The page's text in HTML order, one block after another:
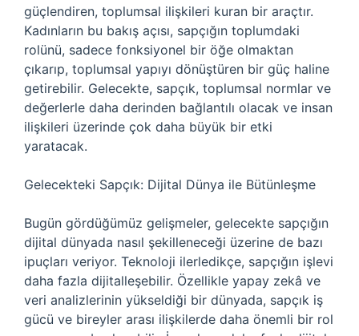
güçlendiren, toplumsal ilişkileri kuran bir araçtır.
Kadınların bu bakış açısı, sapçığın toplumdaki
rolünü, sadece fonksiyonel bir öğe olmaktan
çıkarıp, toplumsal yapıyı dönüştüren bir güç haline
getirebilir. Gelecekte, sapçık, toplumsal normlar ve
değerlerle daha derinden bağlantılı olacak ve insan
ilişkileri üzerinde çok daha büyük bir etki
yaratacak.
Gelecekteki Sapçık: Dijital Dünya ile Bütünleşme
Bugün gördüğümüz gelişmeler, gelecekte sapçığın
dijital dünyada nasıl şekilleneceği üzerine de bazı
ipuçları veriyor. Teknoloji ilerledikçe, sapçığın işlevi
daha fazla dijitalleşebilir. Özellikle yapay zekâ ve
veri analizlerinin yükseldiği bir dünyada, sapçık iş
gücü ve bireyler arası ilişkilerde daha önemli bir rol